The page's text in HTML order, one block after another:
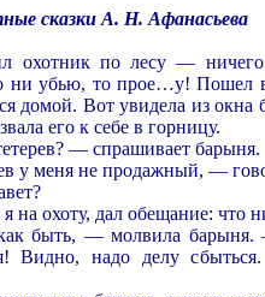
сказки А. Н. Афанасьева
охотник по лесу —
ни убью, то прое…у! Пошел в
домой. Вот увидела из окна
его к себе в горницу.
— спрашивает барыня.
у меня не продажный, —
на охоту, дал обещание: что
быть, — молвила барыня.
Видно, надо делу